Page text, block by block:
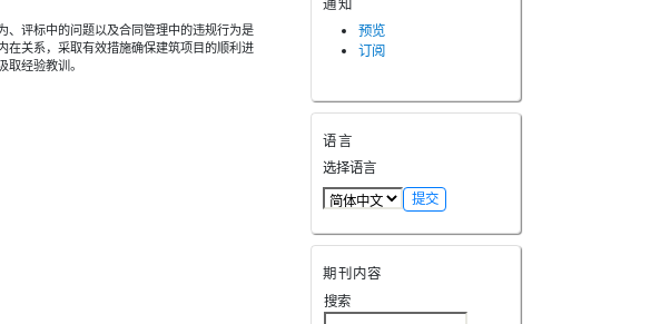
通知
预览
订阅
语言
选择语言
期刊内容
搜索
、评标中的问题以及合同管理中的违规行为是
在关系，采取有效措施确保建筑项目的顺利进
经验教训。